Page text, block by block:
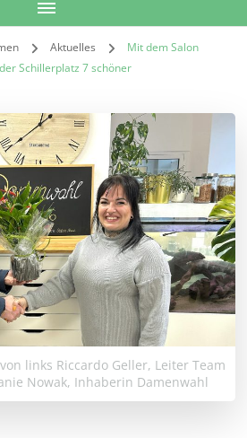
Aktuelles
Mit dem Salon
Schillerplatz 7 schöner
links Riccardo Geller, Leiter Team
Nowak, Inhaberin Damenwahl